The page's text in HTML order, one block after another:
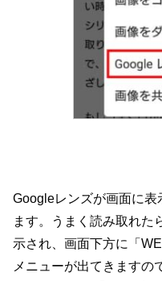
Googleレンズが画面に
ます。うまく読み取れた
示され、画面下方に「
メニューが出てきますの